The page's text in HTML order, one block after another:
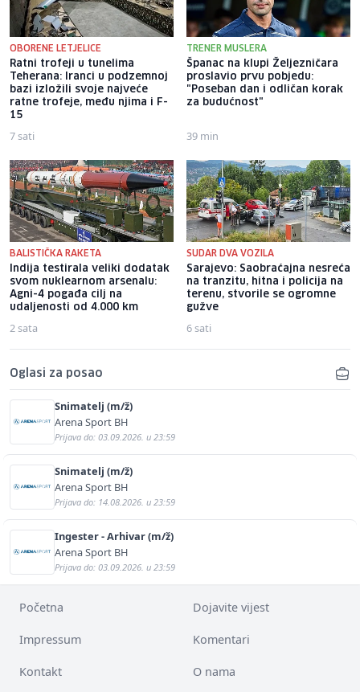
OBORENE LETJELICE
Ratni trofeji u tunelima
Teherana: Iranci u podzemnoj
bazi izložili svoje najveće
ratne trofeje, među njima i F-
15
7 sati
TRENER MUSLERA
Španac na klupi Željezničara
proslavio prvu pobjedu:
"Poseban dan i odličan korak
za budućnost"
39 min
BALISTIČKA RAKETA
Indija testirala veliki dodatak
svom nuklearnom arsenalu:
Agni-4 pogađa cilj na
udaljenosti od 4.000 km
2 sata
SUDAR DVA VOZILA
Sarajevo: Saobraćajna nesreća
na tranzitu, hitna i policija na
terenu, stvorile se ogromne
gužve
6 sati
Oglasi za posao
Snimatelj (m/ž)
Arena Sport BH
Prijava do: 03.09.2026. u 23:59
Snimatelj (m/ž)
Arena Sport BH
Prijava do: 14.08.2026. u 23:59
Ingester - Arhivar (m/ž)
Arena Sport BH
Prijava do: 03.09.2026. u 23:59
Početna Dojavite vijest
Impressum Komentari
Kontakt O nama